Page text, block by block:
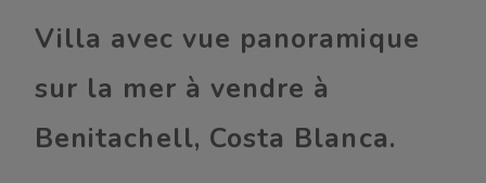
Villa avec vue panoramique
sur la mer à vendre à
Benitachell, Costa Blanca.